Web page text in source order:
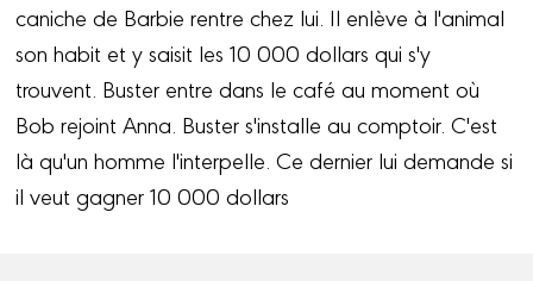
caniche de Barbie rentre chez lui. Il enlève à l'animal
son habit et y saisit les 10 000 dollars qui s'y
trouvent. Buster entre dans le café au moment où
Bob rejoint Anna. Buster s'installe au comptoir. C'est
là qu'un homme l'interpelle. Ce dernier lui demande si
il veut gagner 10 000 dollars